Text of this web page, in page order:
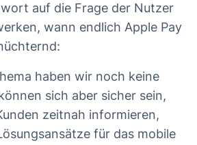
auf die Frage der Nutzer
wann endlich Apple Pay
haben wir noch keine
sich aber sicher sein,
zeitnah informieren,
für das mobile